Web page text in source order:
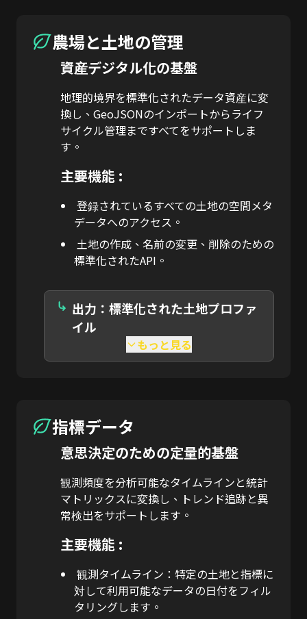
農場と土地の管理
資産デジタル化の基盤
地理的境界を標準化されたデータ資産に変
換し、GeoJSONのインポートからライフ
サイクル管理まですべてをサポートしま
す。
主要機能 :
登録されているすべての土地の空間メタ
データへのアクセス。
土地の作成、名前の変更、削除のための
標準化されたAPI。
出力：標準化された土地プロファ
イル
もっと見る
指標データ
意思決定のための定量的基盤
観測頻度を分析可能なタイムラインと統計
マトリックスに変換し、トレンド追跡と異
常検出をサポートします。
主要機能 :
観測タイムライン：特定の土地と指標に
対して利用可能なデータの日付をフィル
タリングします。